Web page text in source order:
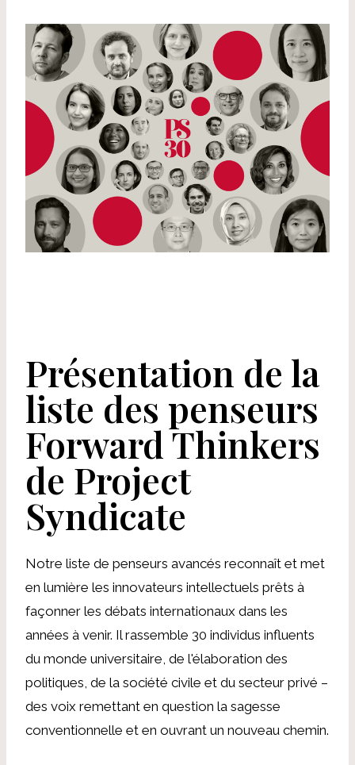
Présentation de la
liste des penseurs
Forward Thinkers
de Project
Syndicate
Notre liste de penseurs avancés reconnaît et met
en lumière les innovateurs intellectuels prêts à
façonner les débats internationaux dans les
années à venir. Il rassemble 30 individus influents
du monde universitaire, de l'élaboration des
politiques, de la société civile et du secteur privé –
des voix remettant en question la sagesse
conventionnelle et en ouvrant un nouveau chemin.